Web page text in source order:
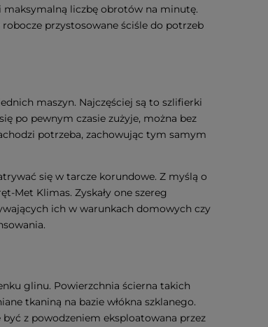
liczbę obrotów na minutę.
przystosowane ściśle do potrzeb
maszyn. Najczęściej są to szlifierki
po pewnym czasie zużyje, można bez
potrzeba, zachowując tym samym
się w tarcze korundowe. Z myślą o
Met Klimas. Zyskały one szereg
ich w warunkach domowych czy
glinu. Powierzchnia ścierna takich
tkaniną na bazie włókna szklanego.
z powodzeniem eksploatowana przez